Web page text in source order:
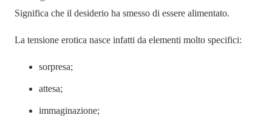
Significa che il desiderio ha smesso di essere alimentato.
La tensione erotica nasce infatti da elementi molto specifici:
sorpresa;
attesa;
immaginazione;